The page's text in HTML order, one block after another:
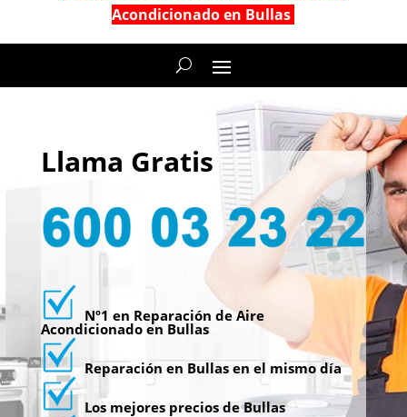
Acondicionado en Bullas
Llama Gratis
Nº1 en Reparación de Aire
Acondicionado en Bullas
Reparación en Bullas en el mismo día
Los mejores precios de Bullas